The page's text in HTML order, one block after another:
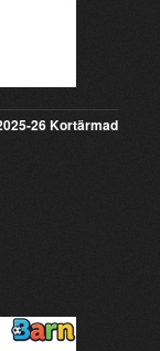
26 Kortärmad